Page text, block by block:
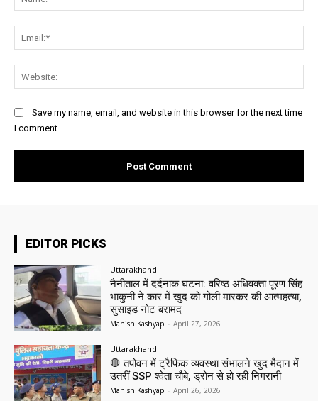
Save my name, email, and website in this browser for the next time
I comment.
EDITOR PICKS
Uttarakhand
नैनीताल में दर्दनाक घटना: वरिष्ठ अधिवक्ता पूरण सिंह
भाकुनी ने कार में खुद को गोली मारकर की आत्महत्या,
सुसाइड नोट बरामद
Manish Kashyap - April 27, 2026
Uttarakhand
🛑 तपोवन में ट्रैफिक व्यवस्था संभालने खुद मैदान में
उतरीं SSP श्वेता चौबे, ड्रोन से हो रही निगरानी
Manish Kashyap - April 26, 2026